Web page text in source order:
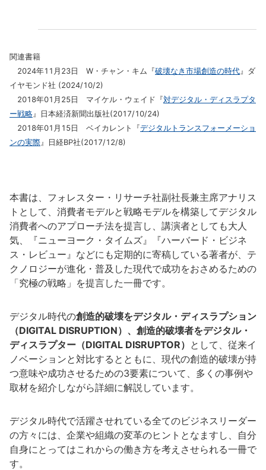
関連書籍
2024年11月23日 W・チャン・キム『破壊なき市場創造の時代』ダ
イヤモンド社 (2024/10/2)
2018年01月25日 マイケル・ウェイド『対デジタル・ディスラプタ
ー戦略』日本経済新聞出版社(2017/10/24)
2018年01月15日 ベイカレント『デジタルトランスフォーメーショ
ンの実際』日経BP社(2017/12/8)
本書は、フォレスター・リサーチ社副社長兼主席アナリス
トとして、消費者モデルと戦略モデルを構築してデジタル
消費者へのアプローチ法を提言し、講演者としても大人
気、『ニューヨーク・タイムズ』『ハーバード・ビジネ
ス・レビュー』などにも定期的に寄稿している著者が、テ
クノロジーが進化・普及した現代で成功をおさめるための
「究極の戦略」を提言した一冊です。
デジタル時代の創造的破壊をデジタル・ディスラプション
（DIGITAL DISRUPTION）、創造的破壊者をデジタル・
ディスラプター（DIGITAL DISRUPTOR） として、従来イ
ノベーションと対比するとともに、現代の創造的破壊が持
つ意味や成功させるための3要素について、多くの事例や
取材を紹介しながら詳細に解説しています。
デジタル時代で活躍させれている全てのビジネスリーダー
の方々には、企業や組織の変革のヒントとなますし、自分
自身にとってはこれからの働き方を考えさせられる一冊で
す。